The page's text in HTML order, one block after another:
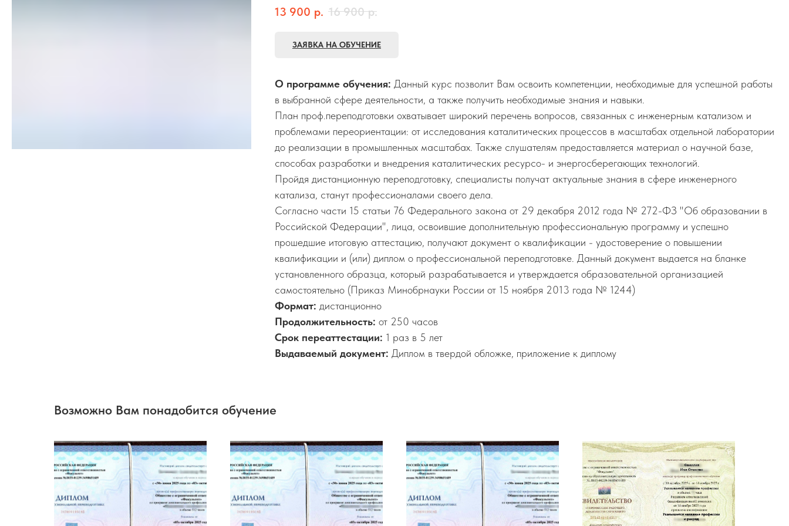
13 900 р. 16 900 р.
ЗАЯВКА НА ОБУЧЕНИЕ
О программе обучения: Данный курс позволит Вам освоить компетенции, необходимые для успешной работы
в выбранной сфере деятельности, а также получить необходимые знания и навыки.
План проф.переподготовки охватывает широкий перечень вопросов, связанных с инженерным катализом и
проблемами переориентации: от исследования каталитических процессов в масштабах отдельной лаборатории
до реализации в промышленных масштабах. Также слушателям предоставляется материал о научной базе,
способах разработки и внедрения каталитических ресурсо- и энергосберегающих технологий.
Пройдя дистанционную переподготовку, специалисты получат актуальные знания в сфере инженерного
катализа, станут профессионалами своего дела.
Согласно части 15 статьи 76 Федерального закона от 29 декабря 2012 года № 272-ФЗ "Об образовании в
Российской Федерации", лица, освоившие дополнительную профессиональную программу и успешно
прошедшие итоговую аттестацию, получают документ о квалификации - удостоверение о повышении
квалификации и (или) диплом о профессиональной переподготовке. Данный документ выдается на бланке
установленного образца, который разрабатывается и утверждается образовательной организацией
самостоятельно (Приказ Минобрнауки России от 15 ноября 2013 года № 1244)
Формат: дистанционно
Продолжительность: от 250 часов
Срок переаттестации: 1 раз в 5 лет
Выдаваемый документ: Диплом в твердой обложке, приложение к диплому
Возможно Вам понадобится обучение